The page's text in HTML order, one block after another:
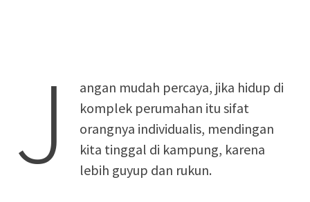
J
angan mudah percaya, jika hidup di
komplek perumahan itu sifat
orangnya individualis, mendingan
kita tinggal di kampung, karena
lebih guyup dan rukun.